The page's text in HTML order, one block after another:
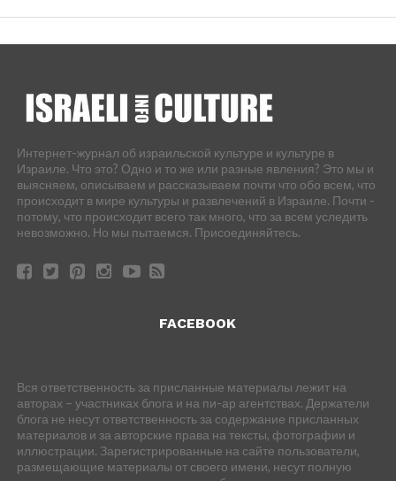
Интернет-журнал об израильской культуре и культуре в
Израиле. Что это? Одно и то же или разные явления? Это мы и
выясняем, описываем и рассказываем почти что обо всем, что
происходит в мире культуры и развлечений в Израиле. Почти -
потому, что происходит всего так много, что за всем уследить
невозможно. Но мы пытаемся. Присоединяйтесь.
FACEBOOK
Вся ответственность за присланные материалы лежит на
авторах – участниках блога и на пи-ар агентствах. Держатели
блога не несут ответственность за содержание присланных
материалов и за авторские права на тексты, фотографии и
иллюстрации. Зарегистрированные на сайте пользователи,
размещающие материалы от своего имени, несут полную